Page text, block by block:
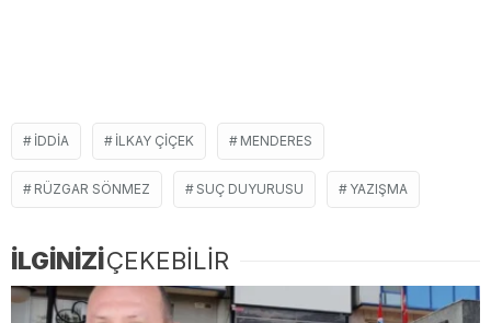
IDDIA ILKAY ÇIÇEK MENDERES
RÜZGAR SÖNMEZ SUÇ DUYURUSU YAZIŞMA
İLGİNİZİÇEKEBİLİR